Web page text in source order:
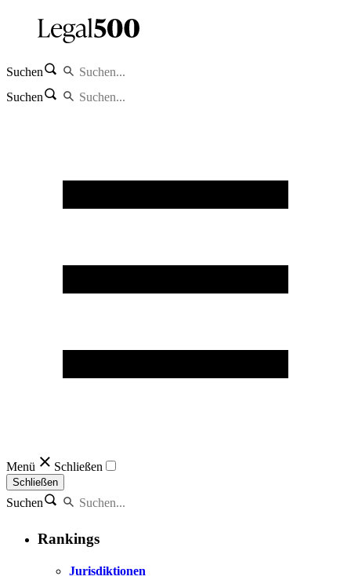
Suchen
Suchen
Menü Schließen
Schließen
Suchen
Rankings
Jurisdiktionen